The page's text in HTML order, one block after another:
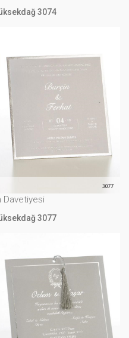
3074
Davetiyesi
3077
Davetiyesi
3077
3084